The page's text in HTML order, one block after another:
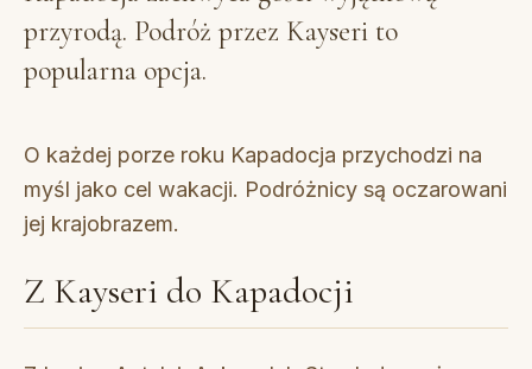
przyrodą. Podróż przez Kayseri to
popularna opcja.
O każdej porze roku Kapadocja przychodzi na
myśl jako cel wakacji. Podróżnicy są oczarowani
jej krajobrazem.
Z Kayseri do Kapadocji